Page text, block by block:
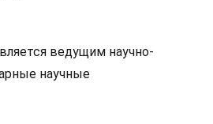
ведущим научно-
научные